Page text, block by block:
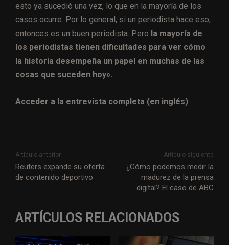
esto ya sucedió una vez, lo que en la mayoría de los
casos ocurre. Por lo general, si un periodista hace eso,
entonces es un buen periodista. Pero la mayoría de
los periodistas tienen dificultades para ver cómo
la historia desempeña un papel en muchas de las
cosas que suceden hoy».
Acceder a la entrevista completa (en inglés)
Artículo anterior
Reuters expande su oferta
de contenido deportivo
Artículo siguiente
¿Cómo podemos medir la
madurez de la prensa
digital? El caso de ABC
ARTÍCULOS RELACIONADOS